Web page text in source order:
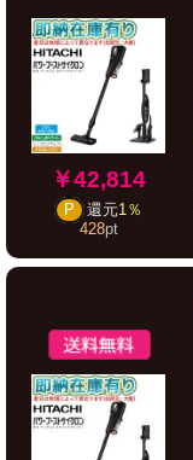
￥42,814
P 還元1％
428pt